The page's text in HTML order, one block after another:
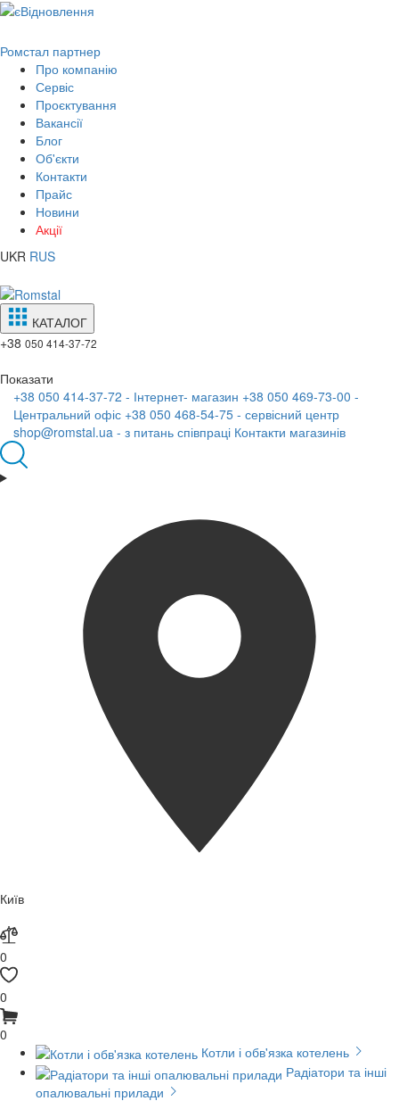
Ромстал партнер
Про компанію
Сервіс
Проєктування
Вакансії
Блог
Об'єкти
Контакти
Прайс
Новини
Акції
UKR RUS
КАТАЛОГ
+38 050 414-37-72
Показати
+38 050 414-37-72 - Інтернет- магазин +38 050 469-73-00 -
Центральний офіс +38 050 468-54-75 - сервісний центр
shop@romstal.ua - з питань співпраці Контакти магазинів
Київ
0
0
0
Котли і обв'язка котелень
Радіатори та інші
опалювальні прилади